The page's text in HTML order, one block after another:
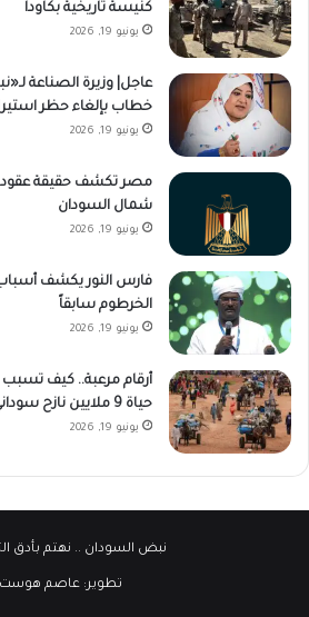
كنيسة تاريخية بكاودا
يونيو 19, 2026
عاجل| وزيرة الصناعة
خطاب بإلغاء حظر استيراد 46
يونيو 19, 2026
شمال السودان
يونيو 19, 2026
فارس النور يكشف
الخرطوم سابقاً
يونيو 19, 2026
أرقام مرعبة.. كيف
حياة 9 ملايين نازح سوداني؟
يونيو 19, 2026
نبض السودان .. نهتم بأدق
تطوير:عاصم هوست